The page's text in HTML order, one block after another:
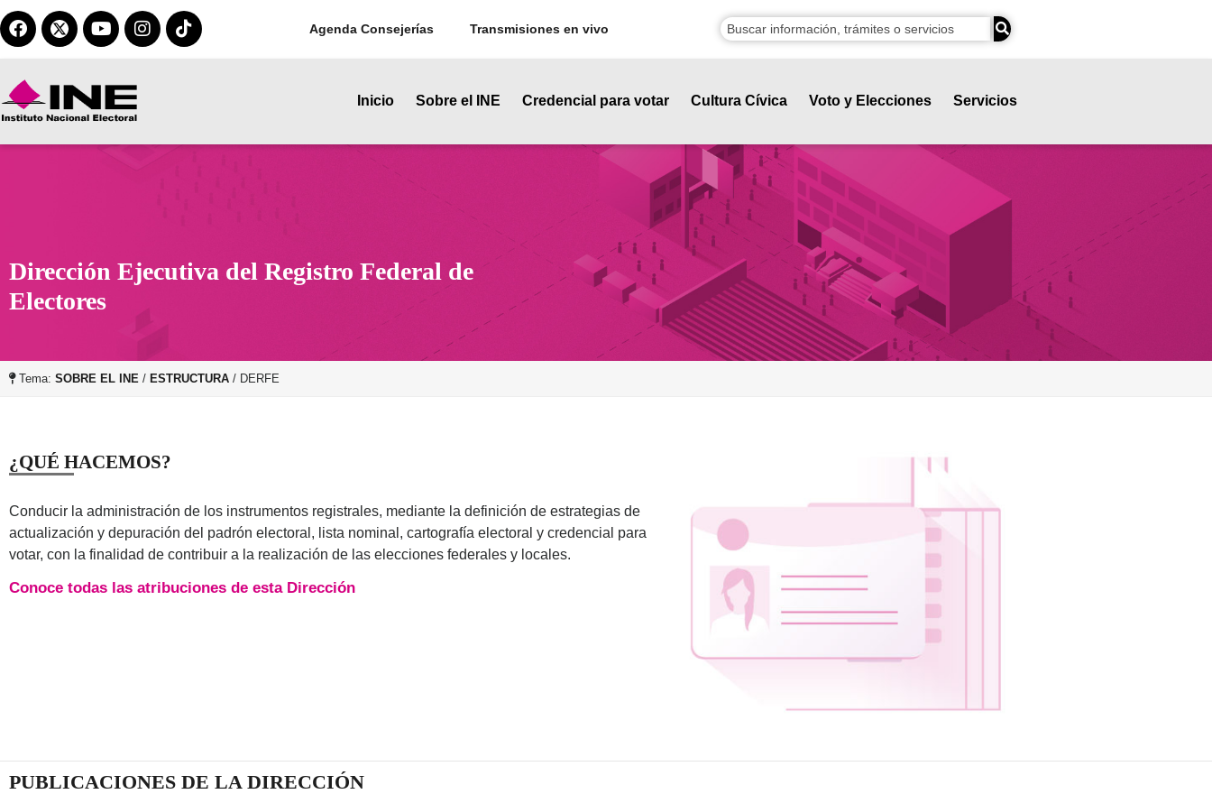
Agenda Consejerías Transmisiones en vivo
Inicio Sobre el INE Credencial para votar Cultura Cívica Voto y Elecciones Servicios
Dirección Ejecutiva del Registro Federal de
Electores
Tema: SOBRE EL INE / ESTRUCTURA / DERFE
¿QUÉ HACEMOS?
Conducir la administración de los instrumentos registrales, mediante la definición de estrategias de
actualización y depuración del padrón electoral, lista nominal, cartografía electoral y credencial para
votar, con la finalidad de contribuir a la realización de las elecciones federales y locales.
Conoce todas las atribuciones de esta Dirección
PUBLICACIONES DE LA DIRECCIÓN